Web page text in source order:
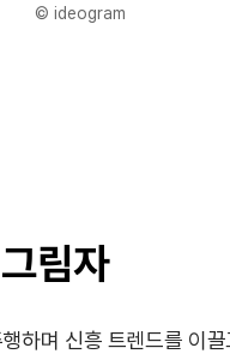
© ideogram
림자
하며 신흥 트렌드를 이